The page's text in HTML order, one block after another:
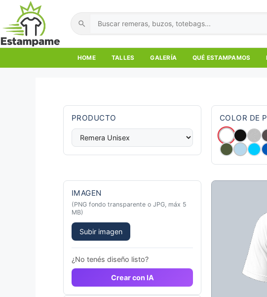
content
Buscar
HOME TALLES GALERÍA QUÉ ESTAMPAMOS
PRODUCTO COLOR DE
IMAGEN
(PNG fondo transparente o JPG, máx 5
MB)
Subir imagen
¿No tenés diseño listo?
Crear con IA